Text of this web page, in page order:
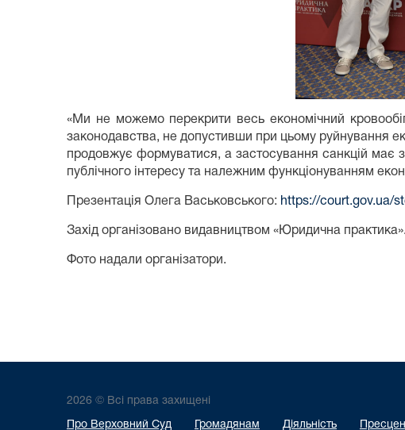
«Ми не можемо перекрити весь економічний
законодавства, не допустивши при цьому руйнування
продовжує формуватися, а застосування санкцій має
публічного інтересу та належним функціонуванням
Презентація Олега Васьковського: https://court.gov.ua/
Захід організовано видавництвом «Юридична практика».
Фото надали організатори.
2026 © Всі права захищені
Про Верховний Суд Громадянам Діяльність